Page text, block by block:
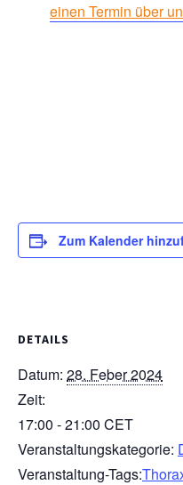
einen Termin über
Zum Kalender
DETAILS
Datum: 28. Feber 2024
Zeit:
17:00 - 21:00 CET
Veranstaltungskategorie:
Veranstaltung-Tags: